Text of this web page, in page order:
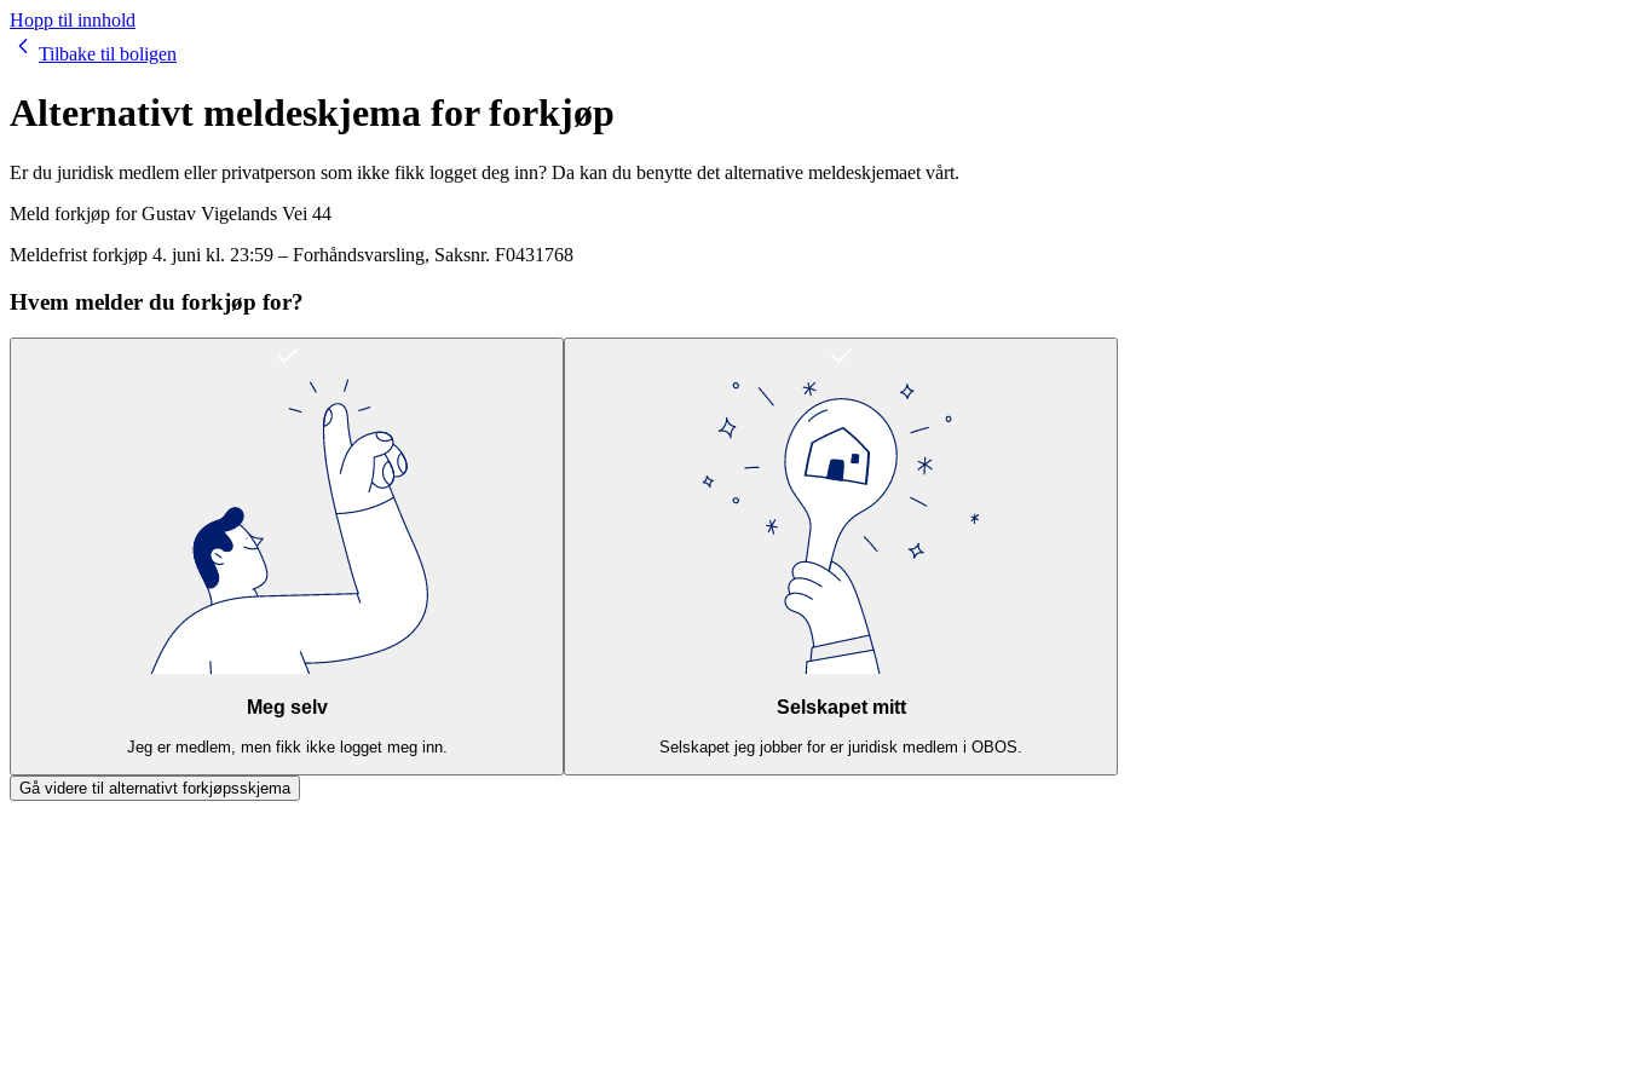
Hopp til innhold
Tilbake til boligen
Alternativt meldeskjema for forkjøp
Er du juridisk medlem eller privatperson som ikke fikk logget deg inn? Da kan du benytte det alternative meldeskjemaet vårt.
Meld forkjøp forGustav Vigelands Vei 44
Meldefrist forkjøp 4. juni kl. 23:59 – Forhåndsvarsling, Saksnr. F0431768
Hvem melder du forkjøp for?
Meg selv
Jeg er medlem, men fikk ikke logget meg inn.
Selskapet mitt
Selskapet jeg jobber for er juridisk medlem i OBOS.
Gå videre til alternativt forkjøpsskjema